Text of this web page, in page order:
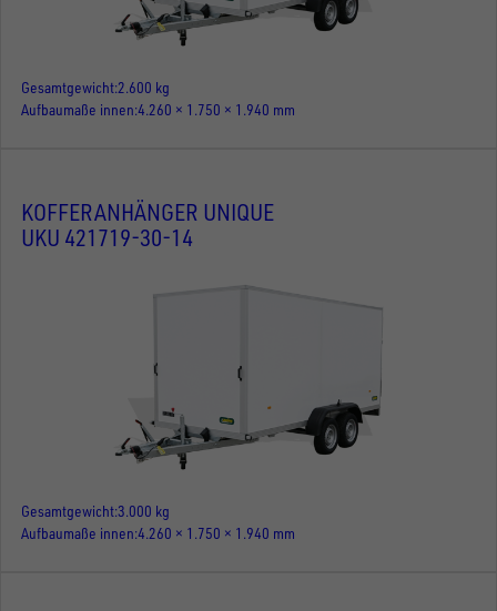
Gesamtgewicht 2.600 kg
Aufbaumaße innen 4.260 × 1.750 × 1.940 mm
KOFFERANHÄNGER UNIQUE
UKU 421719-30-14
Gesamtgewicht3.000 kg
Aufbaumaße innen 4.260 × 1.750 × 1.940 mm